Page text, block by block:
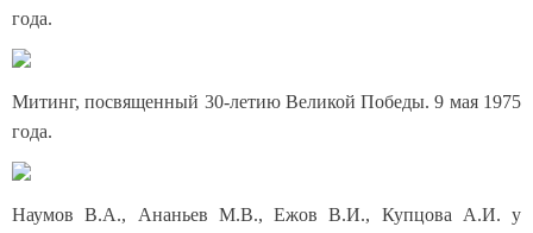
года.
Митинг, посвященный 30-летию Великой Победы. 9 мая 1975
года.
Наумов В.А., Ананьев М.В., Ежов В.И., Купцова А.И. у